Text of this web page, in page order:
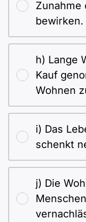
Zunahme
bewirken.
h) Lange
Kauf
Wohnen
i) Das
schenkt
j) Die